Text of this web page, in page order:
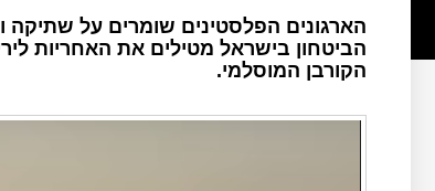
הארגונים הפלסטינים שומרים על שתיקה
הביטחון בישראל מטילים את האחריות
הקורבן המוסלמי.